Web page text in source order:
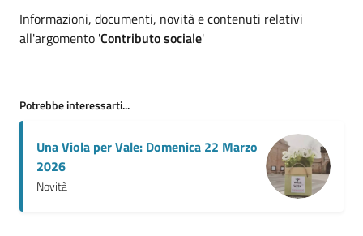
Dettagli argomento
Informazioni, documenti, novità e contenuti relativi
all'argomento 'Contributo sociale'
Potrebbe interessarti...
Una Viola per Vale: Domenica 22 Marzo
2026
Novità